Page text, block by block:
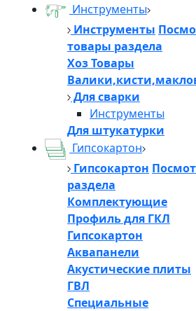
Инструменты
Инструменты
товары раздела
Хоз Товары
Для сварки
Инструменты
Для штукатурки
Гипсокартон
Гипсокартон
раздела
Комплектующие
Профиль для ГКЛ
Гипсокартон
Аквапанели
Акустические плиты
ГВЛ
Специальные